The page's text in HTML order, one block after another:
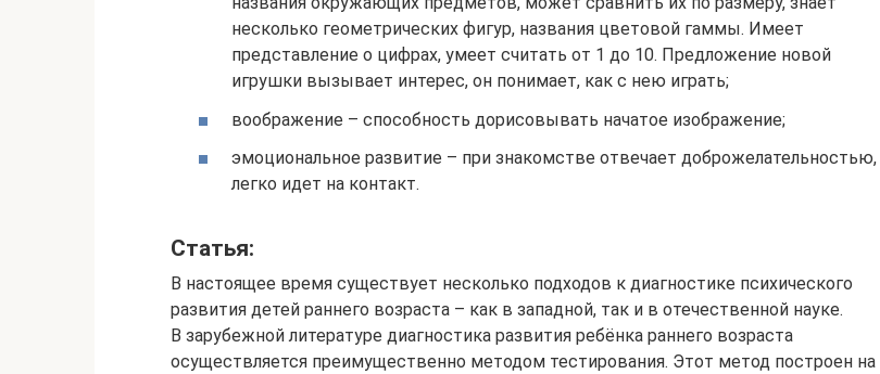
несколько геометрических фигур, названия цветовой гаммы. Имеет
представление о цифрах, умеет считать от 1 до 10. Предложение новой
игрушки вызывает интерес, он понимает, как с нею играть;
воображение – способность дорисовывать начатое изображение;
эмоциональное развитие – при знакомстве отвечает доброжелательностью,
легко идет на контакт.
Статья:
В настоящее время существует несколько подходов к диагностике психического
развития детей раннего возраста – как в западной, так и в отечественной науке.
В зарубежной литературе диагностика развития ребёнка раннего возраста
осуществляется преимущественно методом тестирования. Этот метод построен на